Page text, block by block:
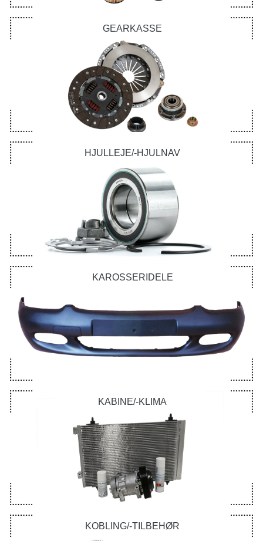
GEARKASSE
HJULLEJE/-HJULNAV
KAROSSERIDELE
KABINE/-KLIMA
KOBLING/-TILBEHØR